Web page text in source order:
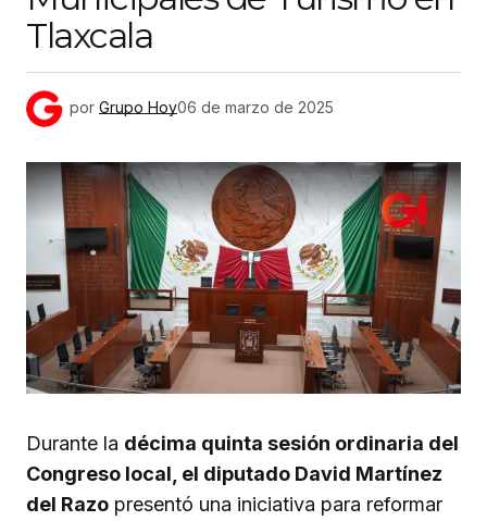
Tlaxcala
por Grupo Hoy06 de marzo de 2025
Durante la décima quinta sesión ordinaria del
Congreso local, el diputado David Martínez
del Razo presentó una iniciativa para reformar